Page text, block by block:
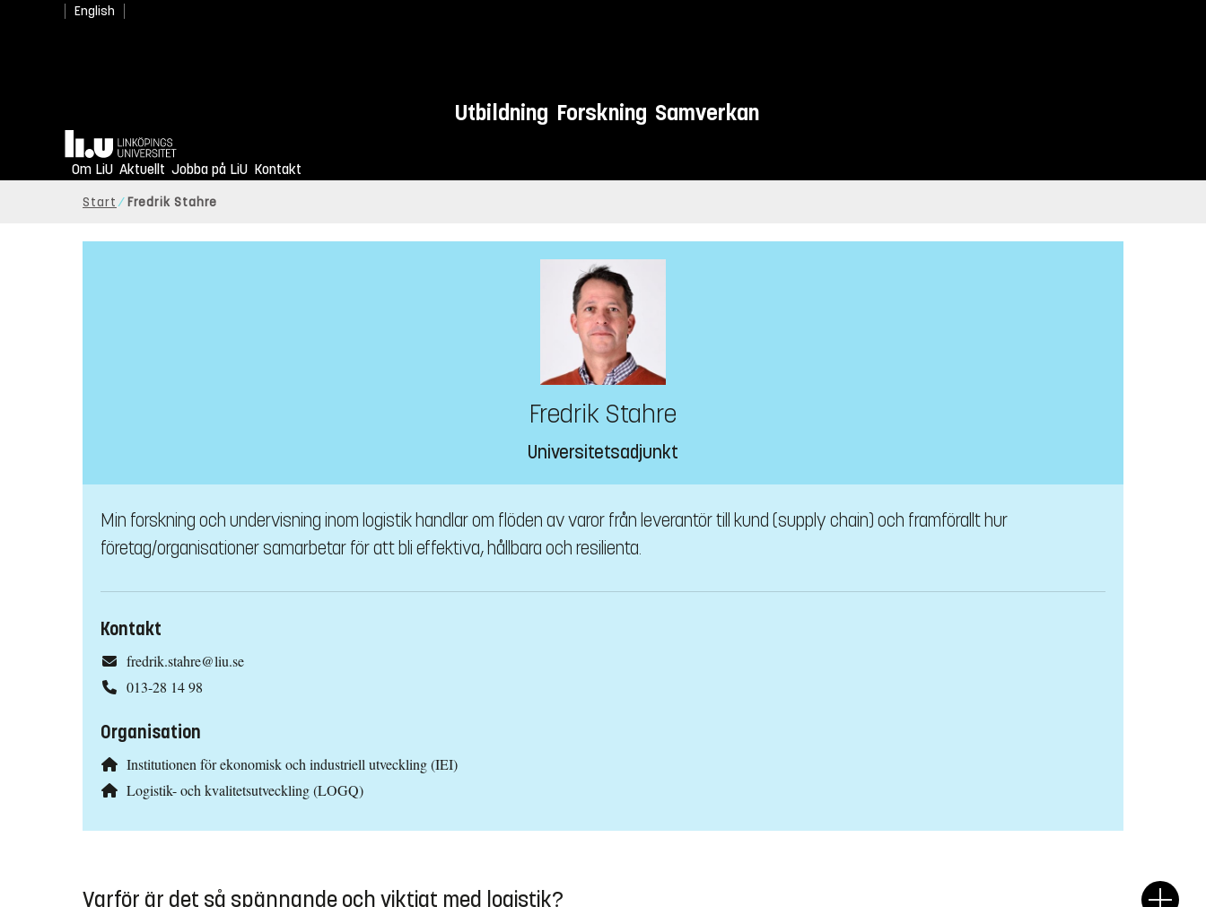
English
Utbildning Forskning Samverkan
Hem
Om LiU Aktuellt Jobba på LiU Kontakt
Start Fredrik Stahre
Fredrik Stahre
Universitetsadjunkt
Min forskning och undervisning inom logistik handlar om flöden av varor från leverantör till kund (supply chain) och framförallt hur
företag/organisationer samarbetar för att bli effektiva, hållbara och resilienta.
Kontakt
fredrik.stahre@liu.se
013-28 14 98
Organisation
Institutionen för ekonomisk och industriell utveckling (IEI)
Logistik- och kvalitetsutveckling (LOGQ)
Varför är det så spännande och viktigt med logistik?